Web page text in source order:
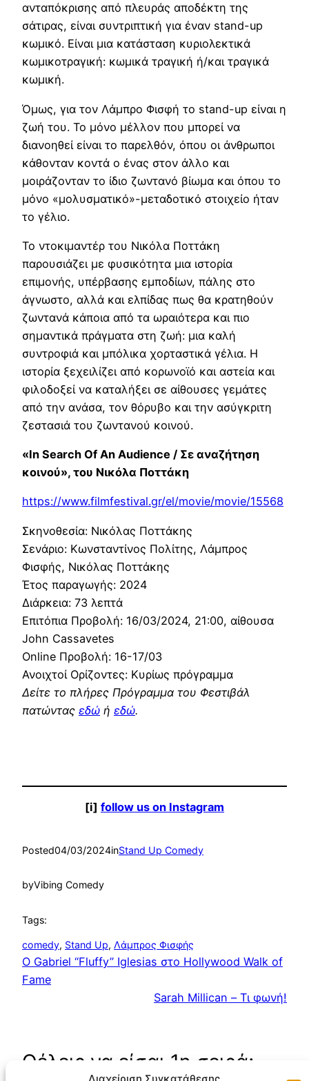
ανταπόκρισης από πλευράς αποδέκτη της
σάτιρας, είναι συντριπτική για έναν stand-up
κωμικό. Είναι μια κατάσταση κυριολεκτικά
κωμικοτραγική: κωμικά τραγική ή/και τραγικά
κωμική.
Όμως, για τον Λάμπρο Φισφή το stand-up είναι η
ζωή του. Το μόνο μέλλον που μπορεί να
διανοηθεί είναι το παρελθόν, όπου οι άνθρωποι
κάθονταν κοντά ο ένας στον άλλο και
μοιράζονταν το ίδιο ζωντανό βίωμα και όπου το
μόνο «μολυσματικό»-μεταδοτικό στοιχείο ήταν
το γέλιο.
Το ντοκιμαντέρ του Νικόλα Ποττάκη
παρουσιάζει με φυσικότητα μια ιστορία
επιμονής, υπέρβασης εμποδίων, πάλης στο
άγνωστο, αλλά και ελπίδας πως θα κρατηθούν
ζωντανά κάποια από τα ωραιότερα και πιο
σημαντικά πράγματα στη ζωή: μια καλή
συντροφιά και μπόλικα χορταστικά γέλια. Η
ιστορία ξεχειλίζει από κορωνοϊό και αστεία και
φιλοδοξεί να καταλήξει σε αίθουσες γεμάτες
από την ανάσα, τον θόρυβο και την ασύγκριτη
ζεστασιά του ζωντανού κοινού.
«In Search Of An Audience / Σε αναζήτηση
κοινού», του Νικόλα Ποττάκη
https://www.filmfestival.gr/el/movie/movie/15568
Σκηνοθεσία: Νικόλας Ποττάκης
Σενάριο: Κωνσταντίνος Πολίτης, Λάμπρος
Φισφής, Νικόλας Ποττάκης
Έτος παραγωγής: 2024
Διάρκεια: 73 λεπτά
Επιτόπια Προβολή: 16/03/2024, 21:00, αίθουσα
John Cassavetes
Online Προβολή: 16-17/03
Ανοιχτοί Ορίζοντες: Κυρίως πρόγραμμα
Δείτε το πλήρες Πρόγραμμα του Φεστιβάλ
πατώντας εδώ ή εδώ.
[i] follow us on Instagram
Posted04/03/2024inStand Up Comedy
byVibing Comedy
Tags:
comedy, Stand Up, Λάμπρος Φισφής
Ο Gabriel “Fluffy” Iglesias στο Hollywood Walk of
Fame
Sarah Millican – Τι φωνή!
Θέλεις να είσαι 1η σειρά;